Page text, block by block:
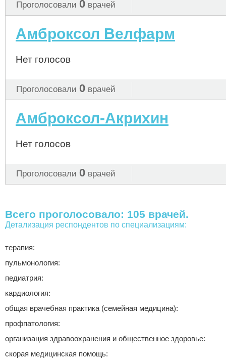
Проголосовали 0 врачей
Амброксол Велфарм
Нет голосов
Проголосовали 0 врачей
Амброксол-Акрихин
Нет голосов
Проголосовали 0 врачей
Всего проголосовало: 105 врачей.
Детализация респондентов по специализациям:
терапия:
пульмонология:
педиатрия:
кардиология:
общая врачебная практика (семейная медицина):
профпатология:
организация здравоохранения и общественное здоровье:
скорая медицинская помощь: